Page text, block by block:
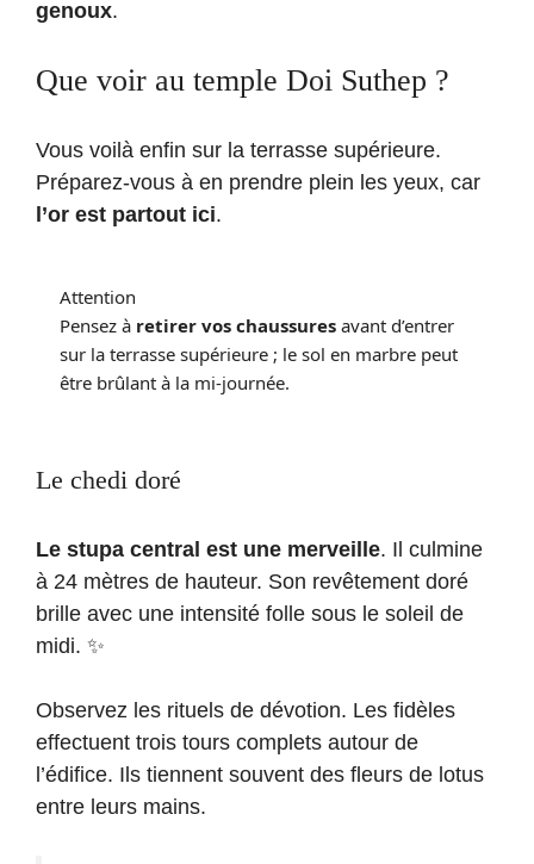
genoux.
Que voir au temple Doi Suthep ?
Vous voilà enfin sur la terrasse supérieure.
Préparez-vous à en prendre plein les yeux, car
l’or est partout ici.
Attention
Pensez à retirer vos chaussures avant d’entrer
sur la terrasse supérieure ; le sol en marbre peut
être brûlant à la mi-journée.
Le chedi doré
Le stupa central est une merveille. Il culmine
à 24 mètres de hauteur. Son revêtement doré
brille avec une intensité folle sous le soleil de
midi. ✨
Observez les rituels de dévotion. Les fidèles
effectuent trois tours complets autour de
l’édifice. Ils tiennent souvent des fleurs de lotus
entre leurs mains.